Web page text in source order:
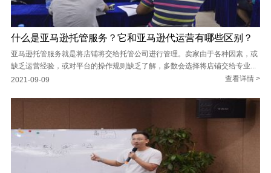
什么是亚马逊托管服务？它和亚马逊代运营有哪些区别？
亚马逊托管服务就是将店铺将交给托管公司进行管理。卖家由于各种因素，或
缺乏运营经验，或对平台的操作规则缺乏了解，多数会选择将店铺交给专业...
查看详情 >
2021-09-09